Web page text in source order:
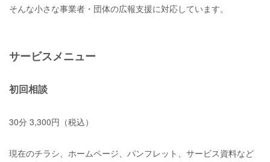
そんな小さな事業者・団体の広報支援に対応しています。
サービスメニュー
初回相談
30分 3,300円（税込）
現在のチラシ、ホームページ、パンフレット、サービス資料など